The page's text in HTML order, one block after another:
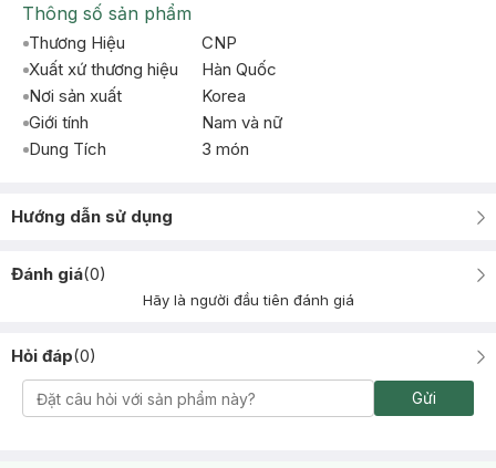
Thông số sản phẩm
Thương Hiệu
CNP
Xuất xứ thương hiệu
Hàn Quốc
Nơi sản xuất
Korea
Giới tính
Nam và nữ
Dung Tích
3 món
Hướng dẫn sử dụng
Đánh giá(0)
Hãy là người đầu tiên đánh giá
Hỏi đáp(0)
Gửi